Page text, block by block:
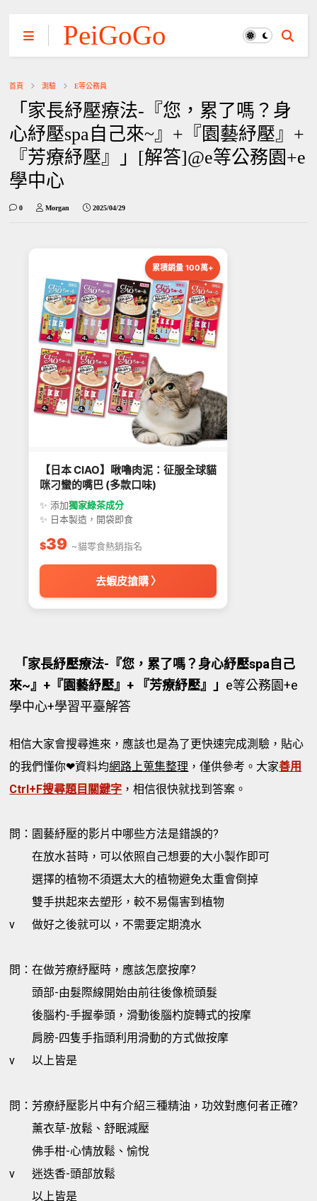
PeiGoGo
首頁 測驗 E等公務員
「家長紓壓療法-『您，累了嗎？身
心紓壓spa自己來~』+『園藝紓壓』+
『芳療紓壓』」[解答]@e等公務園+e
學中心
0 Morgan 2025/04/29
累積銷量 100萬+
【日本 CIAO】啾嚕肉泥：征服全球貓
咪刁蠻的嘴巴 (多款口味)
✨ 添加獨家綠茶成分
✨ 日本製造，開袋即食
$39 ~貓零食熱銷指名
去蝦皮搶購 〉
「家長紓壓療法-『您，累了嗎？身心紓壓spa自己
來~』+『園藝紓壓』+ 『芳療紓壓』」 e等公務園+e
學中心+學習平臺解答
相信大家會搜尋進來，應該也是為了更快速完成測驗，貼心
的我們懂你❤資料均網路上蒐集整理 ，僅供參考。大家善用
Ctrl+F搜尋題目關鍵字 ，相信很快就找到答案。
問：園藝紓壓的影片中哪些方法是錯誤的?
在放水苔時，可以依照自己想要的大小製作即可
選擇的植物不須選太大的植物避免太重會倒掉
雙手拱起來去塑形，較不易傷害到植物
v
做好之後就可以，不需要定期澆水
問：在做芳療紓壓時，應該怎麼按摩?
頭部-由髮際線開始由前往後像梳頭髮
後腦杓-手握拳頭，滑動後腦杓旋轉式的按摩
肩膀-四隻手指頭利用滑動的方式做按摩
v
以上皆是
問：芳療紓壓影片中有介紹三種精油，功效對應何者正確?
薰衣草-放鬆、舒眠減壓
佛手柑-心情放鬆、愉悅
v
迷迭香-頭部放鬆
以上皆是